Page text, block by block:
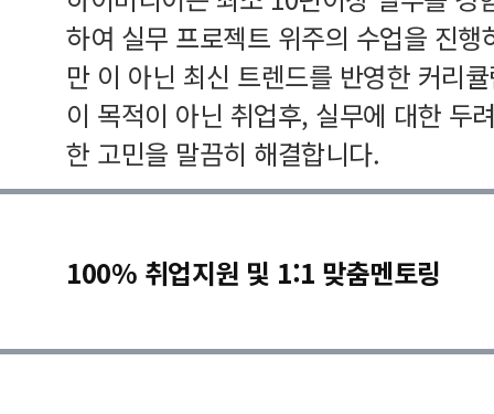
하여 실무 프로젝트 위주의 수업을 진
만 이 아닌 최신 트렌드를 반영한 커리
이 목적이 아닌 취업후, 실무에 대한 두
한 고민을 말끔히 해결합니다.
100% 취업지원 및 1:1 맞춤멘토링